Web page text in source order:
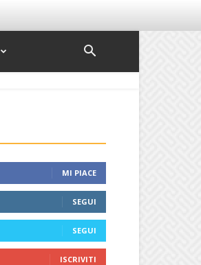
MI PIACE
SEGUI
SEGUI
ISCRIVITI